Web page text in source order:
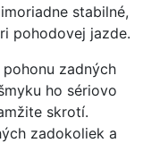
stabilné,
pohodovej jazde.
zadných
ho sériovo
skrotí.
zadokoliek a